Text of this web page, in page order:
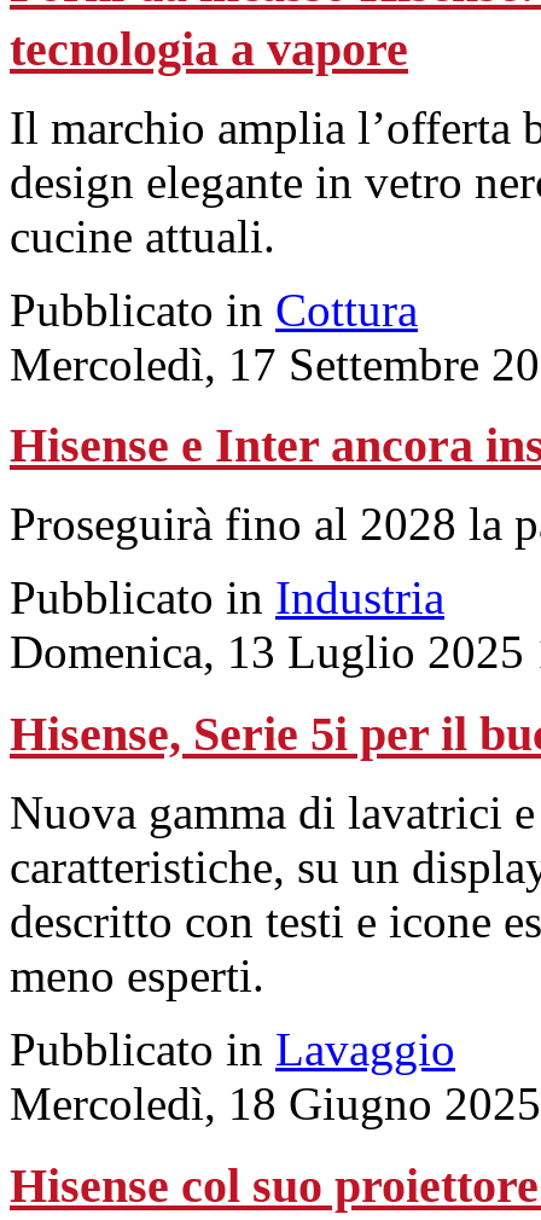
tecnologia a vapore
Il marchio amplia l’offerta
design elegante in vetro
cucine attuali.
Pubblicato in Cottura
Mercoledì, 17 Settembre
Hisense e Inter ancora
Proseguirà fino al 2028 la
Pubblicato in Industria
Domenica, 13 Luglio 2025
Hisense, Serie 5i per il
Nuova gamma di lavatrici
caratteristiche, su un
descritto con testi e icone
meno esperti.
Pubblicato in Lavaggio
Mercoledì, 18 Giugno
Hisense col suo